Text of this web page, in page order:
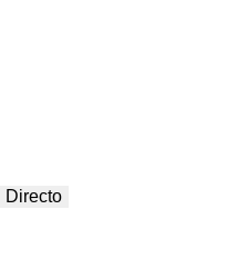
Directo